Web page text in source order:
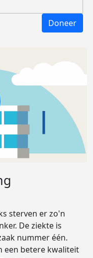
Doneer
sterven er zo'n
De ziekte is
nummer één.
een betere kwaliteit